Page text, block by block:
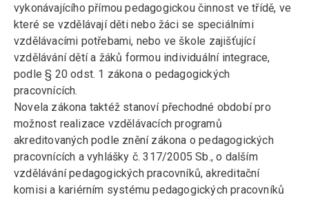
vykonávajícího přímou pedagogickou činnost ve třídě, ve
které se vzdělávají děti nebo žáci se speciálními
vzdělávacími potřebami, nebo ve škole zajišťující
vzdělávání dětí a žáků formou individuální integrace,
podle § 20 odst. 1 zákona o pedagogických
pracovnících.
Novela zákona taktéž stanoví přechodné období pro
možnost realizace vzdělávacích programů
akreditovaných podle znění zákona o pedagogických
pracovnících a vyhlášky č. 317/2005 Sb., o dalším
vzdělávání pedagogických pracovníků, akreditační
komisi a kariérním systému pedagogických pracovníků